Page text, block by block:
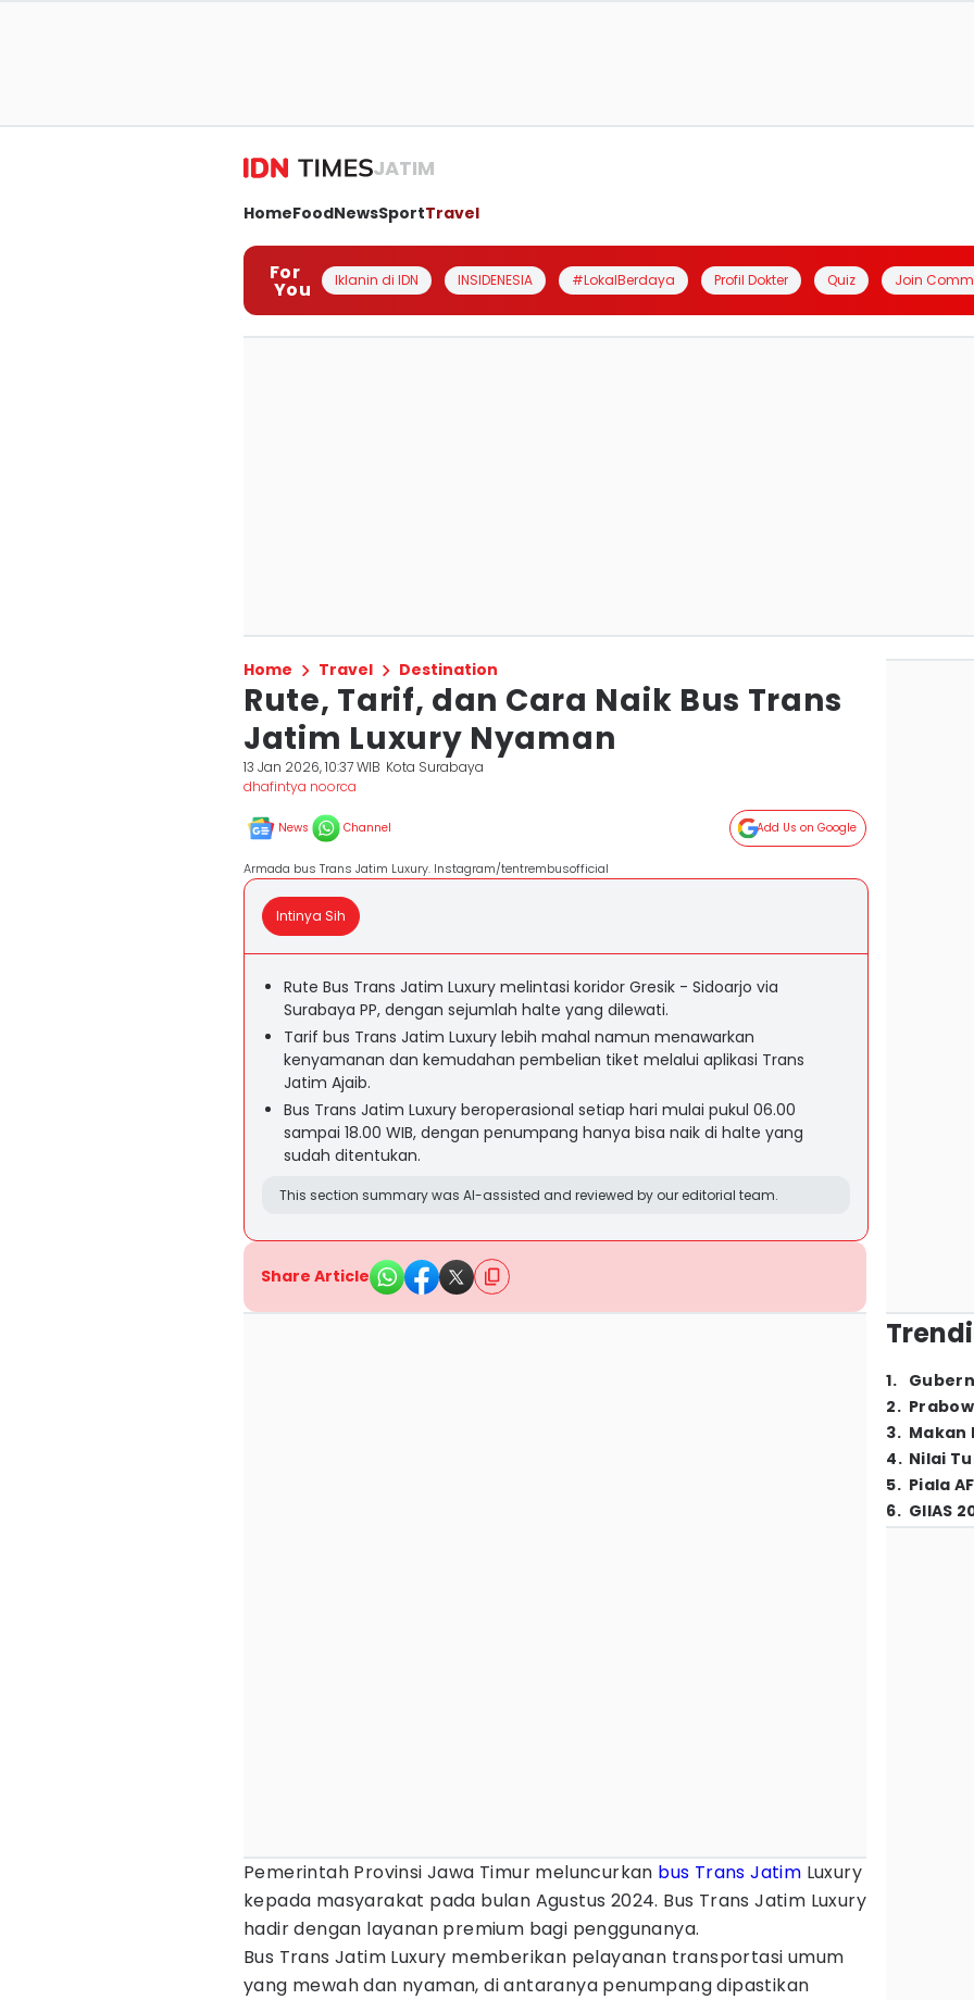
JATIM
HomeFoodNewsSportTravel
For
You Iklanin di IDN INSIDENESIA #LokalBerdaya Profil Dokter Quiz Join
Home Travel Destination
Rute, Tarif, dan Cara Naik Bus Trans
Jatim Luxury Nyaman
13 Jan 2026, 10:37 WIB Kota Surabaya
dhafintya noorca
News Channel Add Us on Google
Armada bus Trans Jatim Luxury. Instagram/tentrembusofficial
Intinya Sih
Rute Bus Trans Jatim Luxury melintasi koridor Gresik - Sidoarjo via
Surabaya PP, dengan sejumlah halte yang dilewati.
Tarif bus Trans Jatim Luxury lebih mahal namun menawarkan
kenyamanan dan kemudahan pembelian tiket melalui aplikasi Trans
Jatim Ajaib.
Bus Trans Jatim Luxury beroperasional setiap hari mulai pukul 06.00
sampai 18.00 WIB, dengan penumpang hanya bisa naik di halte yang
sudah ditentukan.
This section summary was AI-assisted and reviewed by our editorial team.
Share Article
Pemerintah Provinsi Jawa Timur meluncurkan bus Trans Jatim Luxury
kepada masyarakat pada bulan Agustus 2024. Bus Trans Jatim Luxury
hadir dengan layanan premium bagi penggunanya.
Bus Trans Jatim Luxury memberikan pelayanan transportasi umum
yang mewah dan nyaman, di antaranya penumpang dipastikan
1.
2.
3. Makan
4. Nilai
5. Piala
6. GIIAS